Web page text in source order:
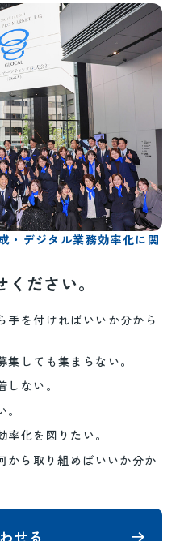
・デジタル業務効率化に関
ださい。
手を付ければいいか分から
しても集まらない。
ない。
化を図りたい。
から取り組めばいいか分か
せる